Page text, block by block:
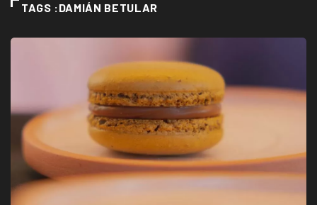
TAGS :DAMIÁN BETULAR